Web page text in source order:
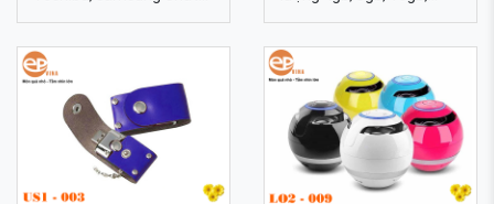
liệu Da Dung lượng 4gb,
Màu sắc Đa dạng, được
tự chọn màu sắc Quy
cách In ép nhũ, in lưới, dập
chìm USB da 07 - In USB
da theo yêu cầu giá tốt
nhất tại EPVINA
32gb, 64gb... Kích thước 6
Đa dạng, được tự chọn
màu sắc USB kim loại Kiểu
nắp xoay 360 độ - Sản
xuất USB kim loại theo
yêu cầu